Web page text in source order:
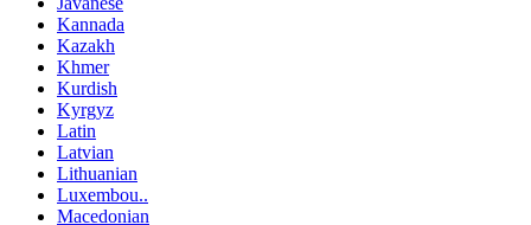
Kannada
Kazakh
Khmer
Kurdish
Kyrgyz
Latin
Latvian
Lithuanian
Luxembou..
Macedonian